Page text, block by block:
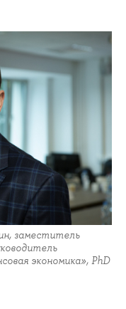
заместитель
экономика», PhD